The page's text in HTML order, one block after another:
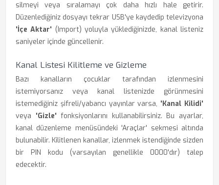
silmeyi veya sıralamayı çok daha hızlı hale getirir.
Düzenlediğiniz dosyayı tekrar USB'ye kaydedip televizyona
'İçe Aktar' (Import) yoluyla yüklediğinizde, kanal listeniz
saniyeler içinde güncellenir.
Kanal Listesi Kilitleme ve Gizleme
Bazı kanalların çocuklar tarafından izlenmesini
istemiyorsanız veya kanal listenizde görünmesini
istemediğiniz şifreli/yabancı yayınlar varsa, 'Kanal Kilidi'
veya 'Gizle' fonksiyonlarını kullanabilirsiniz. Bu ayarlar,
kanal düzenleme menüsündeki 'Araçlar' sekmesi altında
bulunabilir. Kilitlenen kanallar, izlenmek istendiğinde sizden
bir PIN kodu (varsayılan genellikle 0000'dır) talep
edecektir.